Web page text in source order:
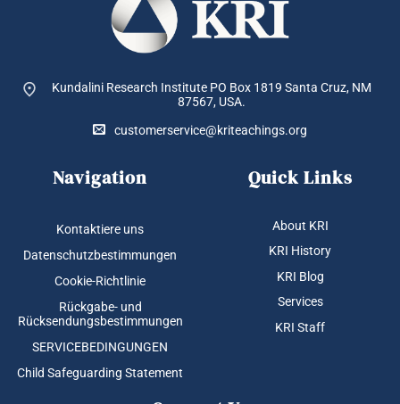
Kundalini Research Institute PO Box 1819 Santa Cruz, NM
87567, USA.
customerservice@kriteachings.org
Navigation
Kontaktiere uns
Datenschutzbestimmungen
Cookie-Richtlinie
Rückgabe- und
Rücksendungsbestimmungen
SERVICEBEDINGUNGEN
Child Safeguarding Statement
Quick Links
About KRI
KRI History
KRI Blog
Services
KRI Staff